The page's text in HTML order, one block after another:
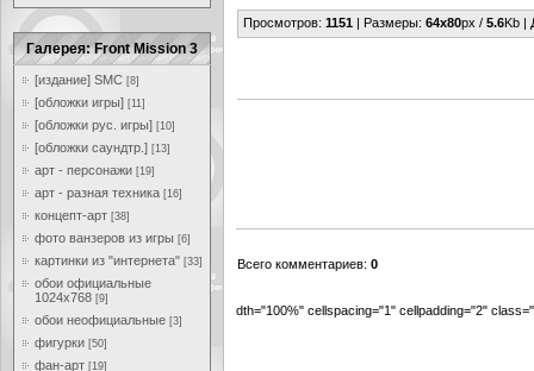
Галерея: Front Mission 3
[издание] SMC [8]
[обложки игры] [11]
[обложки рус. игры] [10]
[обложки саундтр.] [13]
арт - персонажи [19]
арт - разная техника [16]
концепт-арт [38]
фото ванзеров из игры [6]
картинки из "интернета" [33]
обои официальные
1024x768 [9]
обои неофициальные [3]
фигурки [50]
фан-арт [19]
Просмотров: 1151 | Размеры: 64x80px / 5.6Kb |
Всего комментариев: 0
dth="100%" cellspacing="1" cellpadding="2"